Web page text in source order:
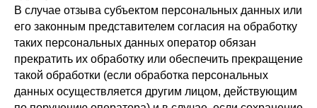
В случае отзыва субъектом персональных данных или
его законным представителем согласия на обработку
таких персональных данных оператор обязан
прекратить их обработку или обеспечить прекращение
такой обработки (если обработка персональных
данных осуществляется другим лицом, действующим